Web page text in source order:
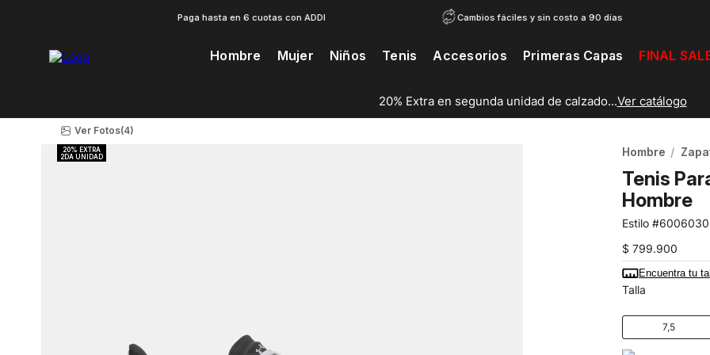
Paga hasta en 6 cuotas con ADDI Cambios fáciles y sin costo a 90 días
Hombre Mujer Niños Tenis Accesorios Primeras Capas FINAL
20% Extra en segunda unidad de calzado...Ver catálogo
Ver Fotos(4)
Hombre
Tenis
Hombre
$ 799.900
Encuentra tu
Talla
7,5